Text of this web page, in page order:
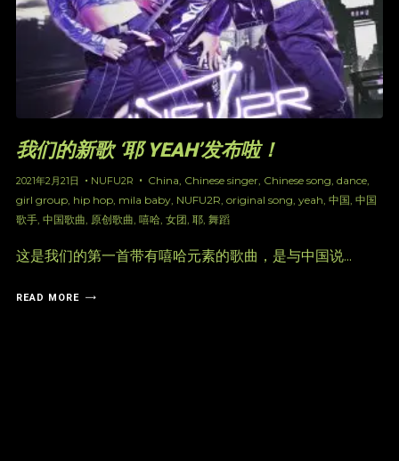
我们的新歌 ‘耶 YEAH’发布啦！
2021年2月21日 NUFU2R China Chinese singer, Chinese song dance,
girl group, hip hop, mila baby, NUFU2R original song yeah 中国 中国
歌手, 中国歌曲 原创歌曲 嘻哈 女团 耶, 舞蹈
这是我们的第一首带有嘻哈元素的歌曲，是与中国说...
READ MORE